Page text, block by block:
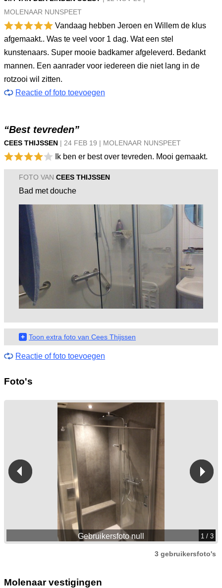
MOLENAAR NUNSPEET
Vandaag hebben Jeroen en Willem de klus
afgemaakt.. Was te veel voor 1 dag. Wat een stel
kunstenaars. Super mooie badkamer afgeleverd. Bedankt
mannen. Een aanrader voor iedereen die niet lang in de
rotzooi wil zitten.
Reactie of foto toevoegen
“Best tevreden”
CEES THIJSSEN | 24 FEB 19 | MOLENAAR NUNSPEET
Ik ben er best over tevreden. Mooi gemaakt.
FOTO VAN CEES THIJSSEN
Bad met douche
+ Toon extra foto van Cees Thijssen
Reactie of foto toevoegen
Foto's
Gebruikersfoto null 1 / 3
3 gebruikersfoto's
Molenaar vestigingen